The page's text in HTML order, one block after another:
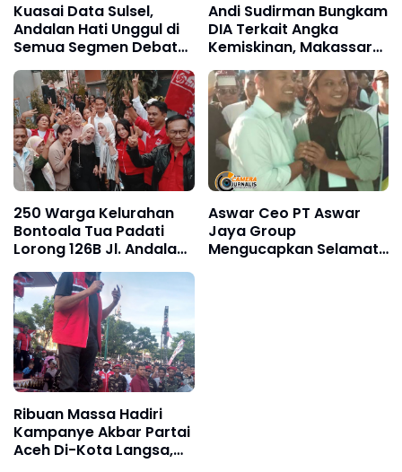
Kuasai Data Sulsel,
Andalan Hati Unggul di
Semua Segmen Debat
Kandidat Pilgub Sulsel
Andi Sudirman Bungkam
DIA Terkait Angka
Kemiskinan, Makassar
Justru Naik
Berdasarkan Data
250 Warga Kelurahan
Bontoala Tua Padati
Lorong 126B Jl. Andalas,
Seto : Masih Banyak
Masyarakat Makassar
Kurang Nyaman
Aswar Ceo PT Aswar
Jaya Group
Mengucapkan Selamat
Ribuan Massa Hadiri
Kampanye Akbar Partai
Aceh Di-Kota Langsa,